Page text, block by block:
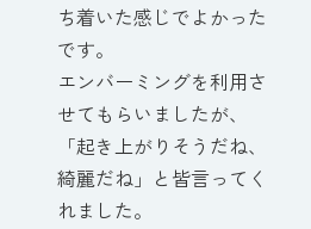
ち着いた感じでよかった
です。
エンバーミングを利用さ
せてもらいましたが、
「起き上がりそうだね、
綺麗だね」と皆言ってく
れました。